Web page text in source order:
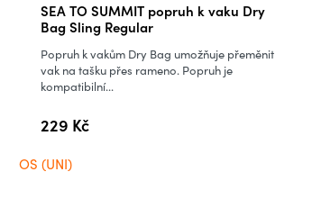
SEA TO SUMMIT popruh k vaku Dry
Bag Sling Regular
229 Kč
Popruh k vakům Dry Bag umožňuje přeměnit
vak na tašku přes rameno. Popruh je
kompatibilní...
OS (UNI)